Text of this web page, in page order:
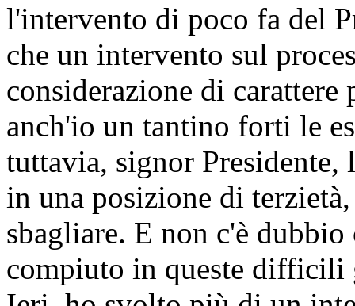
l'intervento di poco fa del
che un intervento sul
considerazione di
anch'io un tantino forti le
tuttavia, signor Presidente,
in una posizione di
sbagliare. E non c'è dubbio
compiuto in queste difficili